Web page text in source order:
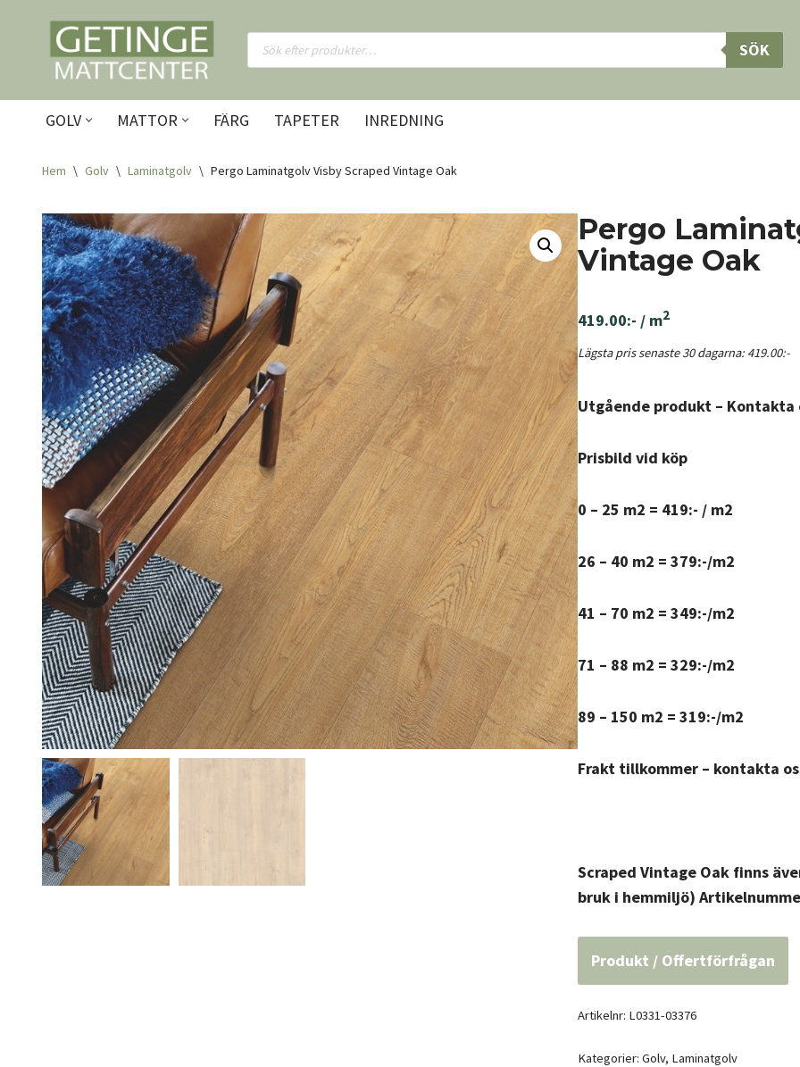
Hoppa
innehåll
SÖK
GOLV MATTOR FÄRG TAPETER INREDNING
Hem \ Golv \ Laminatgolv \ Pergo Laminatgolv Visby Scraped Vintage Oak
Pergo
Vintage Oak
419.00:- / m2
Lägsta pris senaste 30 dagarna: 419.00:-
Utgående produkt – Kontakta
Prisbild vid köp
0 – 25 m2 = 419:- / m2
26 – 40 m2 = 379:-/m2
41 – 70 m2 = 349:-/m2
71 – 88 m2 = 329:-/m2
89 – 150 m2 = 319:-/m2
Frakt tillkommer – kontakta
Scraped Vintage Oak finns
bruk i hemmiljö)
Produkt / Offertförfrågan
Artikelnr: L0331-03376
Kategorier: Golv, Laminatgolv